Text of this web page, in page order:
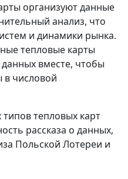
организуют данные
анализ, что
и динамики рынка.
тепловые карты
вместе, чтобы
в числовой
тепловых карт
рассказа о данных,
Польской Лотереи и